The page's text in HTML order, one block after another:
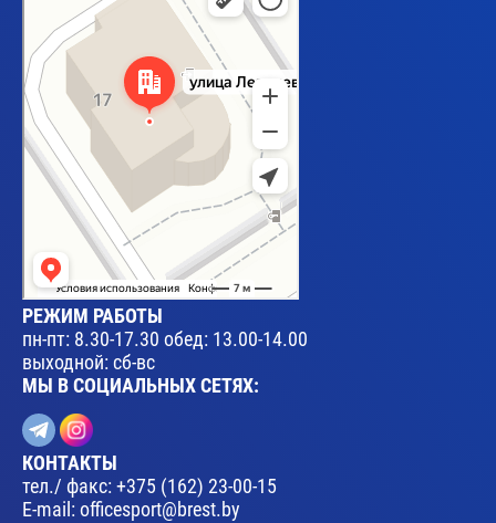
РЕЖИМ РАБОТЫ
пн-пт: 8.30-17.30 обед: 13.00-14.00
выходной: сб-вс
МЫ В СОЦИАЛЬНЫХ СЕТЯХ:
КОНТАКТЫ
тел./ факс:+375 (162) 23-00-15
E-mail: officesport@brest.by